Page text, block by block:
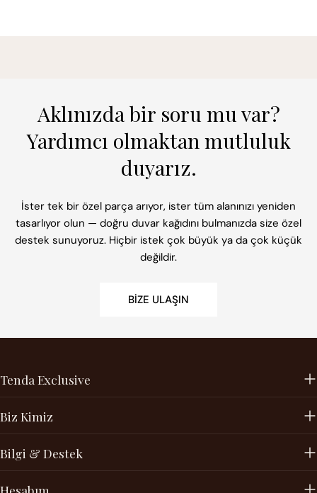
Aklınızda bir soru mu var?
Yardımcı olmaktan mutluluk
duyarız.
İster tek bir özel parça arıyor, ister tüm alanınızı yeniden
tasarlıyor olun — doğru duvar kağıdını bulmanızda size özel
destek sunuyoruz. Hiçbir istek çok büyük ya da çok küçük
değildir.
BIZE ULAŞIN
Tenda Exclusive
Biz Kimiz
Bilgi & Destek
Hesabım